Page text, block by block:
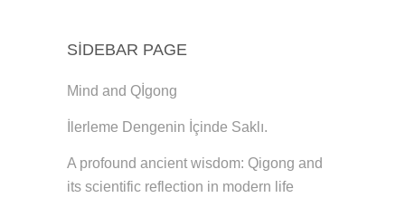
SIDEBAR PAGE
Mind and Qİgong
İlerleme Dengenin İçinde Saklı.
A profound ancient wisdom: Qigong and
its scientific reflection in modern life